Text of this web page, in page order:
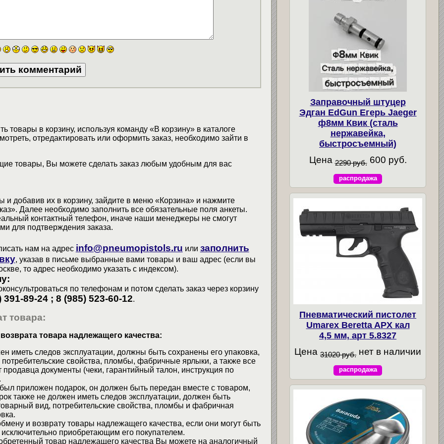
товары в корзину, используя команду «В корзину» в каталоге
отредактировать или оформить заказ, необходимо зайти в
товары, Вы можете сделать заказ любым удобным для вас
и добавив их в корзину, зайдите в меню «Корзина» и нажмите
Далее необходимо заполнить все обязательные поля анкеты.
контактный телефон, иначе наши менеджеры не смогут
для подтверждения заказа.
нам на адрес info@pneumopistols.ru или заполнить
, указав в письме выбранные вами товары и ваш адрес (если вы
то адрес необходимо указать с индексом).
по телефонам и потом сделать заказ через корзину
391-89-24 ; 8 (985) 523-60-12.
товара:
товара надлежащего качества:
иметь следов эксплуатации, должны быть сохранены его упаковка,
свойства, пломбы, фабричные ярлыки, а также все
документы (чеки, гарантийный талон, инструкция по
приложен подарок, он должен быть передан вместе с товаром,
также не должен иметь следов эксплуатации, должен быть
вид, потребительские свойства, пломбы и фабричная
и возврату товары надлежащего качества, если они могут быть
приобретающим его покупателем.
товар надлежащего качества Вы можете на аналогичный
Заправочный штуцер
Эдган EdGun Егерь Jaeger
ф8мм Квик (сталь
нержавейка,
быстросъемный)
Цена 2290 руб. 600 руб.
распродажа
Пневматический пистолет
Umarex Beretta APX кал
4,5 мм, арт 5.8327
Цена31020 руб. нет в наличии
распродажа